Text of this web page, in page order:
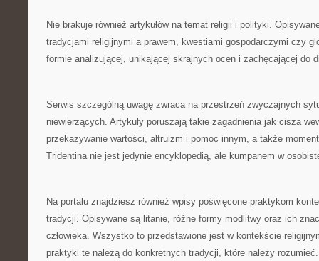
Nie brakuje również artykułów na temat religii i polityki.
tradycjami religijnymi a prawem, kwestiami gospodarczymi czy
formie analizującej, unikającej skrajnych ocen i zachęcającej do
Serwis szczególną uwagę zwraca na przestrzeń zwyczajnych
niewierzących. Artykuły poruszają takie zagadnienia jak cisza
przekazywanie wartości, altruizm i pomoc innym, a także
Tridentina nie jest jedynie encyklopedią, ale kumpanem w
Na portalu znajdziesz również wpisy poświęcone praktykom
tradycji. Opisywane są litanie, różne formy modlitwy oraz ich
człowieka. Wszystko to przedstawione jest w kontekście
praktyki te należą do konkretnych tradycji, które należy rozumieć.